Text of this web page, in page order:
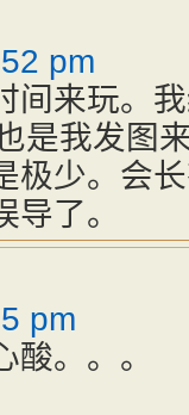
pm
间来玩。
是我发图
极少。会
了。
pm
。。。